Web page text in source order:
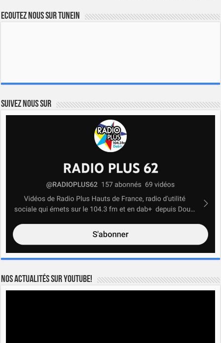
Ecoutez nous sur TuneIn
Suivez nous sur
Nos actualités sur YOUTUBE!